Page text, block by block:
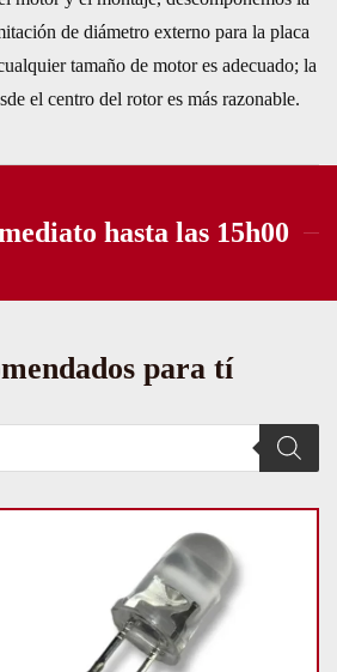
de diámetro externo para la placa
tamaño de motor es adecuado; la
el centro del rotor es más razonable.
hasta las 15h00
para tí